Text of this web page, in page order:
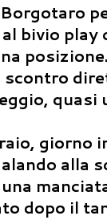
bivio
scontro
quasi
giorno
alla
dopo il